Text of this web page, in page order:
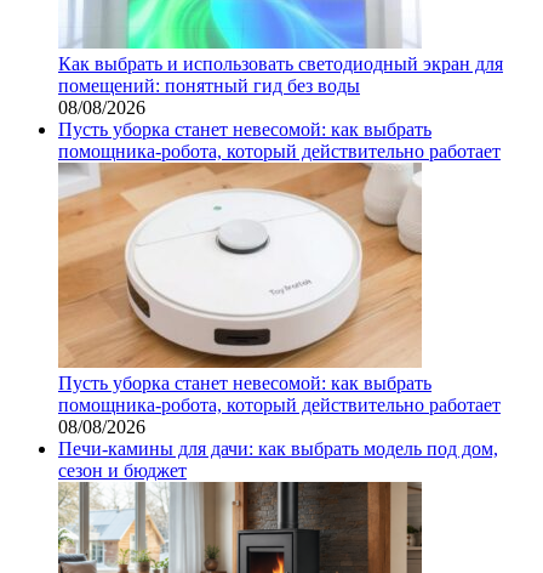
Как выбрать и использовать светодиодный экран для
помещений: понятный гид без воды
08/08/2026
Пусть уборка станет невесомой: как выбрать
помощника‑робота, который действительно работает
Пусть уборка станет невесомой: как выбрать
помощника‑робота, который действительно работает
08/08/2026
Печи-камины для дачи: как выбрать модель под дом,
сезон и бюджет